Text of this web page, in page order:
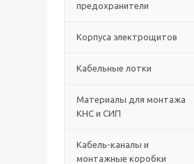
предохранители
Корпуса электрощитов
Кабельные лотки
Материалы для монтажа
КНС и СИП
Кабель-каналы и
монтажные коробки